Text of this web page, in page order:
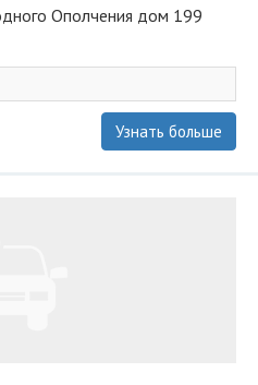
Ополчения дом 199
Узнать больше